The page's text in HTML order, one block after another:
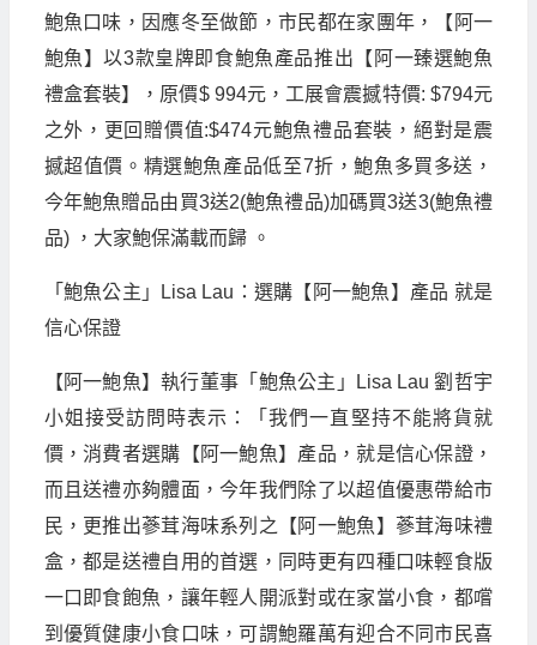
鮑魚口味，因應冬至做節，市民都在家團年，【阿一
鮑魚】以3款皇牌即食鮑魚產品推出【阿一臻選鮑魚
禮盒套裝】，原價$ 994元，工展會震撼特價: $794元
之外，更回贈價值:$474元鮑魚禮品套裝，絕對是震
撼超值價。精選鮑魚產品低至7折，鮑魚多買多送，
今年鮑魚贈品由買3送2(鮑魚禮品)加碼買3送3(鮑魚禮
品) ，大家鮑保滿載而歸 。
「鮑魚公主」 Lisa Lau ：選購【阿一鮑魚】產品 就是
信心保證
【阿一鮑魚】執行董事「鮑魚公主」 Lisa Lau劉哲宇
小姐接受訪問時表示：「我們一直堅持不能將貨就
價，消費者選購【阿一鮑魚】產品，就是信心保證，
而且送禮亦夠體面，今年我們除了以超值優惠帶給市
民，更推出蔘茸海味系列之【阿一鮑魚】蔘茸海味禮
盒，都是送禮自用的首選，同時更有四種口味輕食版
一口即食飽魚，讓年輕人開派對或在家當小食，都嚐
到優質健康小食口味，可謂鮑羅萬有迎合不同市民喜